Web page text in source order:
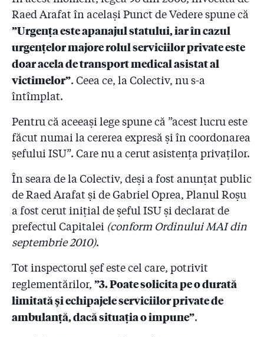
Raed Arafat în același Punct de Vedere spune că
”Urgența este apanajul statului, iar în cazul
urgențelor majore rolul serviciilor private este
doar acela de transport medical asistat al
victimelor”. Ceea ce, la Colectiv, nu s-a
întîmplat.
Pentru că aceeași lege spune că ”acest lucru este
făcut numai la cererea expresă și în coordonarea
șefului ISU”. Care nu a cerut asistența privaților.
În seara de la Colectiv, deși a fost anunțat public
de Raed Arafat și de Gabriel Oprea, Planul Roșu
a fost cerut inițial de șeful ISU și declarat de
prefectul Capitalei (conform Ordinului MAI din
septembrie 2010).
Tot inspectorul șef este cel care, potrivit
reglementărilor, ”3. Poate solicita pe o durată
limitată şi echipajele serviciilor private de
ambulanţă, dacă situaţia o impune”.